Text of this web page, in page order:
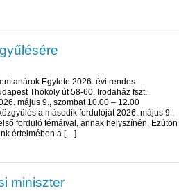
Egylete 2026. évi rendes
Thököly út 58-60. Irodaház fszt.
május 9., szombat 10.00 – 12.00
a második fordulóját 2026. május 9.,
forduló témáival, annak helyszínén. Ezúton
értelmében a […]
miniszter